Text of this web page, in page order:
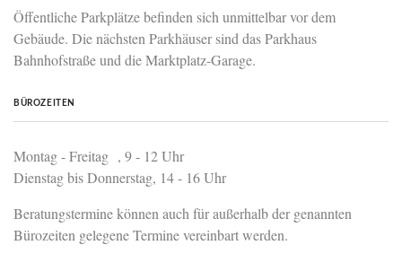
Öffentliche Parkplätze befinden sich unmittelbar vor dem
Gebäude. Die nächsten Parkhäuser sind das Parkhaus
Bahnhofstraße und die Marktplatz-Garage.
BÜROZEITEN
Montag - Freitag , 9 - 12 Uhr
Dienstag bis Donnerstag, 14 - 16 Uhr
Beratungstermine können auch für außerhalb der genannten
Bürozeiten gelegene Termine vereinbart werden.